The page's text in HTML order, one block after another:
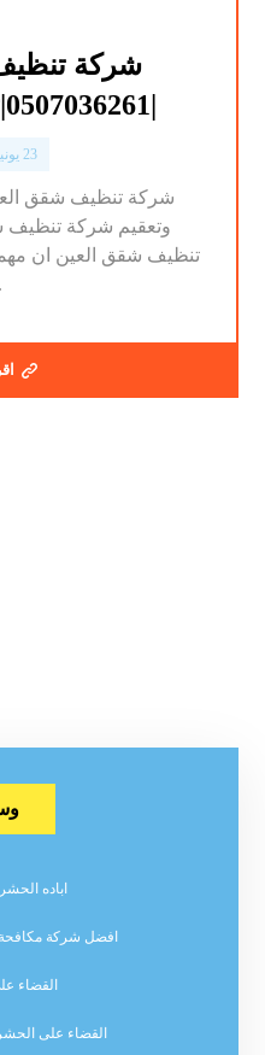
شركة
|0507036261|تنظيف وتعقيم
23 يونيو، 2024
وتعقيم شركة تنظيف
تنظيف شقق العين ان
اباده
افضل شركة
القضاء
القضاء على